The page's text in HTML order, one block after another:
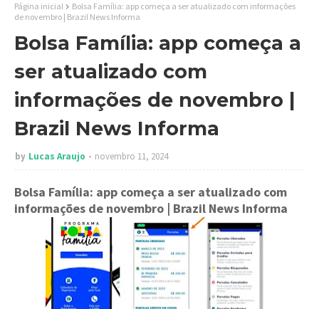
Página inicial
Bolsa Família: app começa a ser atualizado com informações
de novembro | Brazil News Informa
Bolsa Família: app começa a
ser atualizado com
informações de novembro |
Brazil News Informa
by Lucas Araujo novembro 11, 2024
Bolsa Família: app começa a ser atualizado com
informações de novembro | Brazil News Informa